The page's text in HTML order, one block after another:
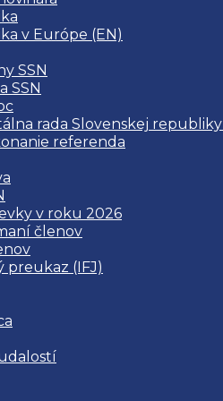
v Európe (EN)
SSN
SSN
rada Slovenskej republiky
referenda
v roku 2026
členov
preukaz (IFJ)